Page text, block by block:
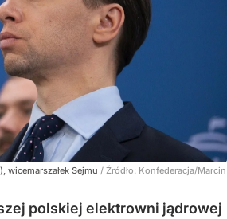
wicemarszałek Sejmu / Źródło: Konfederacja/Marcin
polskiej elektrowni jądrowej